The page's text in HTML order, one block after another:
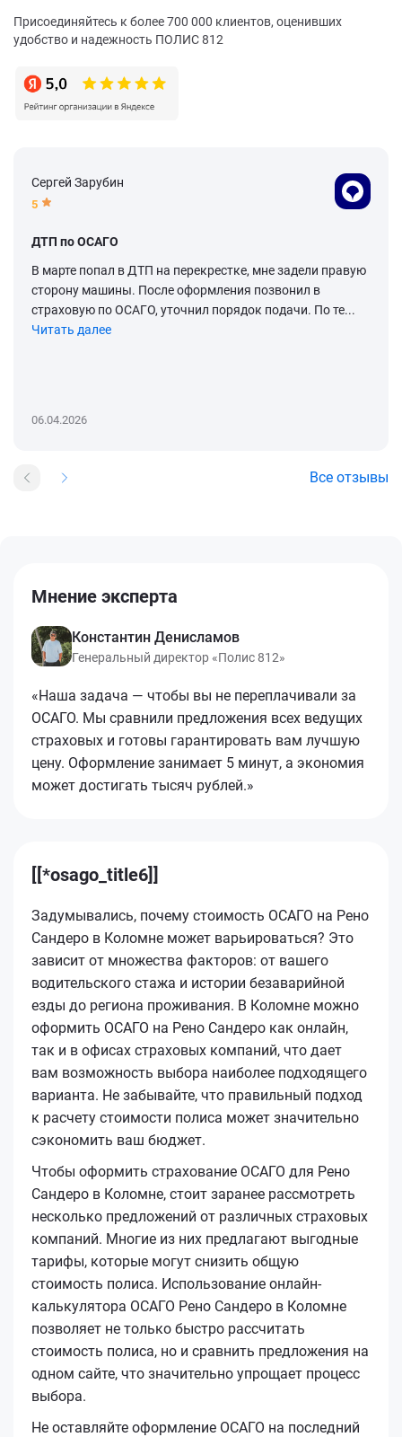
Присоединяйтесь к более 700 000 клиентов, оценивших
удобство и надежность ПОЛИС 812
Сергей Зарубин
5
ДТП по ОСАГО
В марте попал в ДТП на перекрестке, мне задели правую
сторону машины. После оформления позвонил в
страховую по ОСАГО, уточнил порядок подачи. По те...
Читать далее
06.04.2026
Все отзывы
Мнение эксперта
Константин Денисламов
Генеральный директор «Полис 812»
«Наша задача — чтобы вы не переплачивали за
ОСАГО. Мы сравнили предложения всех ведущих
страховых и готовы гарантировать вам лучшую
цену. Оформление занимает 5 минут, а экономия
может достигать тысяч рублей.»
[[*osago_title6]]
Задумывались, почему стоимость ОСАГО на Рено
Сандеро в Коломне может варьироваться? Это
зависит от множества факторов: от вашего
водительского стажа и истории безаварийной
езды до региона проживания. В Коломне можно
оформить ОСАГО на Рено Сандеро как онлайн,
так и в офисах страховых компаний, что дает
вам возможность выбора наиболее подходящего
варианта. Не забывайте, что правильный подход
к расчету стоимости полиса может значительно
сэкономить ваш бюджет.
Чтобы оформить страхование ОСАГО для Рено
Сандеро в Коломне, стоит заранее рассмотреть
несколько предложений от различных страховых
компаний. Многие из них предлагают выгодные
тарифы, которые могут снизить общую
стоимость полиса. Использование онлайн-
калькулятора ОСАГО Рено Сандеро в Коломне
позволяет не только быстро рассчитать
стоимость полиса, но и сравнить предложения на
одном сайте, что значительно упрощает процесс
выбора.
Не оставляйте оформление ОСАГО на последний